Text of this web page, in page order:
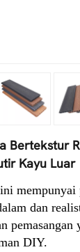
Bertekstur
Kayu Luar
mempunyai
dan
pemasangan
DIY.